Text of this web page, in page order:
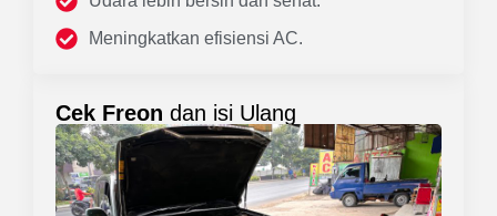
Meningkatkan efisiensi AC.
Cek Freon dan isi Ulang